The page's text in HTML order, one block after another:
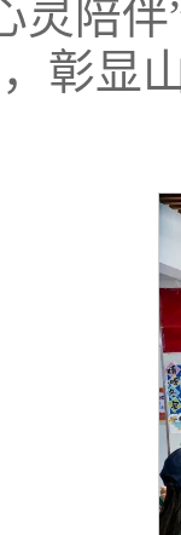
灵陪
彰显